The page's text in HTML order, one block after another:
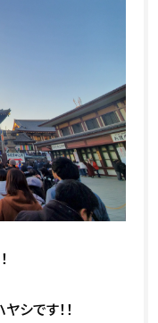
シです！！